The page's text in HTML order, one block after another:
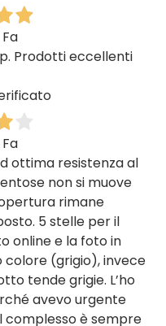
Prodotti eccellenti
ottima resistenza al
non si muove
rimane
5 stelle per il
online e la foto in
(grigio), invece
tende grigie. L’ho
avevo urgente
complesso è sempre